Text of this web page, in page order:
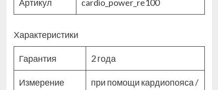
Артикул cardio_power_re100
Характеристики
Гарантия 2 года
Измерение
при помощи кардиопояса /